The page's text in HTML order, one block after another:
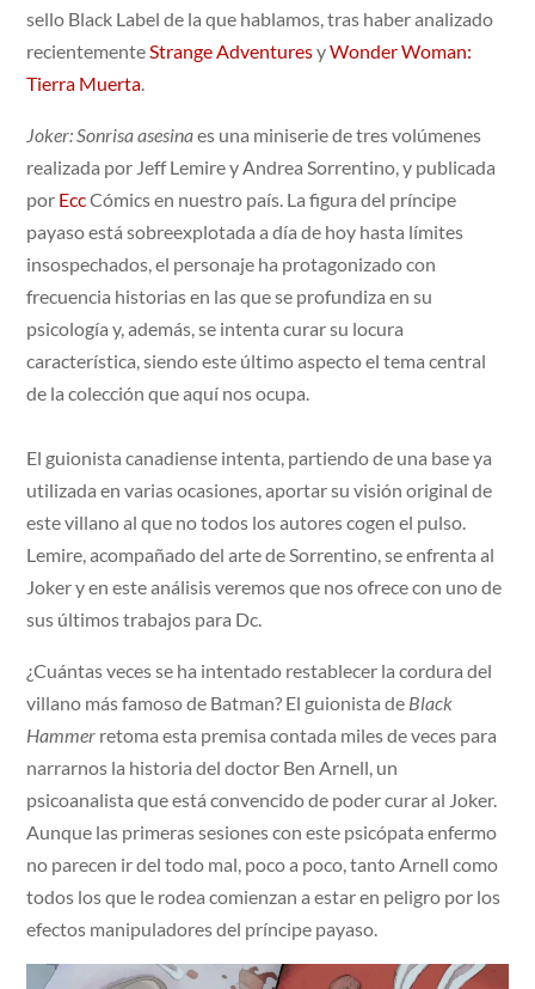
sello Black Label de la que hablamos, tras haber analizado
recientementeStrange AdventuresyWonder Woman:
Tierra Muerta.
Joker: Sonrisa asesinaes una miniserie de tres volúmenes
realizada por Jeff Lemire y Andrea Sorrentino, y publicada
por EccCómics en nuestro país. La figura del príncipe
payaso está sobreexplotada a día de hoy hasta límites
insospechados, el personaje ha protagonizado con
frecuencia historias en las que se profundiza en su
psicología y, además, se intenta curar su locura
característica, siendo este último aspecto el tema central
de la colección que aquí nos ocupa.
El guionista canadiense intenta, partiendo de una base ya
utilizada en varias ocasiones, aportar su visión original de
este villano al que no todos los autores cogen el pulso.
Lemire, acompañado del arte de Sorrentino, se enfrenta al
Joker y en este análisis veremos que nos ofrece con uno de
sus últimos trabajos para Dc.
¿Cuántas veces se ha intentado restablecer la cordura del
villano más famoso de Batman? El guionista de Black
Hammer retoma esta premisa contada miles de veces para
narrarnos la historia del doctor Ben Arnell, un
psicoanalista que está convencido de poder curar al Joker.
Aunque las primeras sesiones con este psicópata enfermo
no parecen ir del todo mal, poco a poco, tanto Arnell como
todos los que le rodea comienzan a estar en peligro por los
efectos manipuladores del príncipe payaso.